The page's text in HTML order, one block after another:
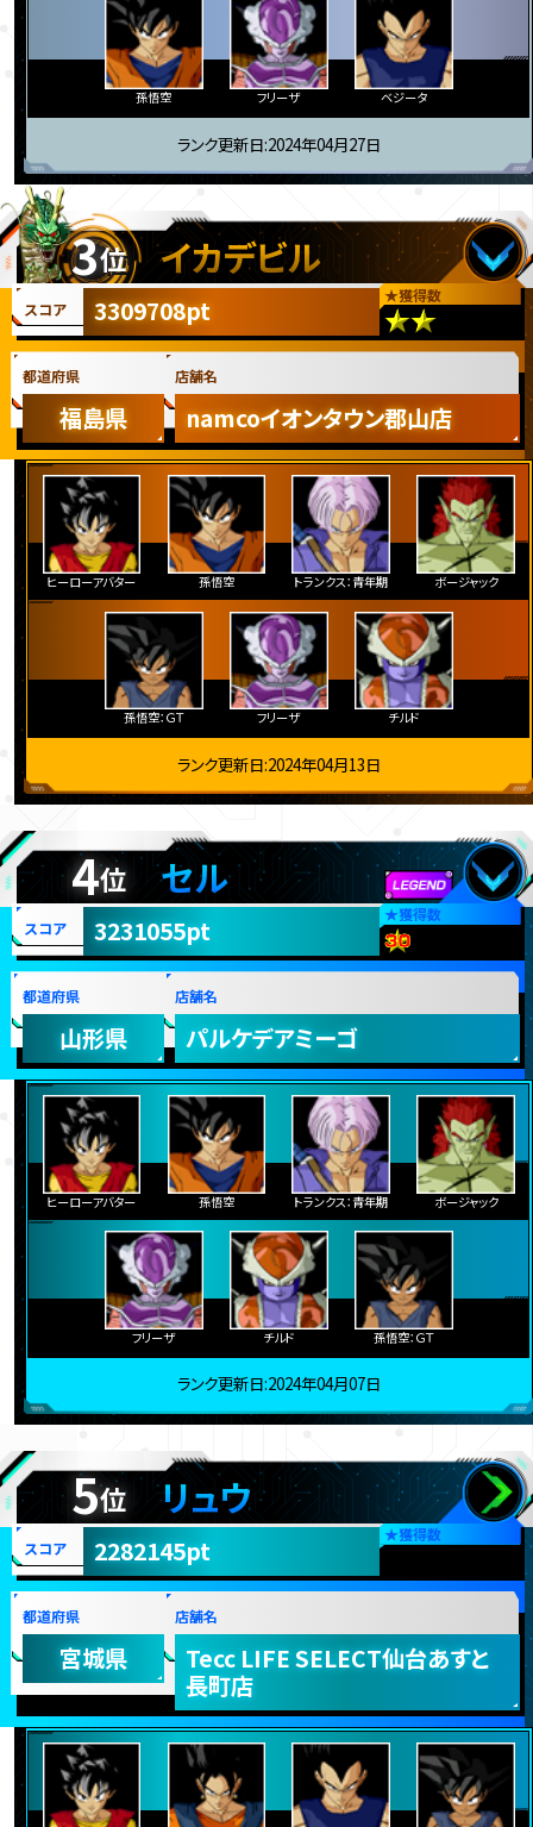
孫悟空 フリーザ ベジータ
ランク更新日:2024年04月27日
3位 イカデビル
★獲得数
スコア 3309708pt
都道府県
福島県
店舗名
namcoイオンタウン郡山店
ヒーローアバター 孫悟空 トランクス：青年期 ボージャック
孫悟空：ＧＴ フリーザ チルド
ランク更新日:2024年04月13日
4位 セル
★獲得数
スコア 3231055pt
都道府県
山形県
店舗名
パルケデアミーゴ
ヒーローアバター 孫悟空 トランクス：青年期 ボージャック
フリーザ チルド 孫悟空：ＧＴ
ランク更新日:2024年04月07日
5位 リュウ
★獲得数
スコア 2282145pt
都道府県
宮城県
店舗名
Tecc LIFE SELECT仙台あすと
長町店